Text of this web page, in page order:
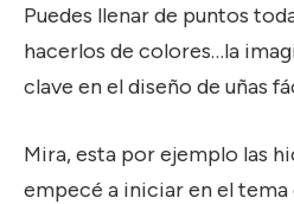
Puedes llenar de puntos
hacerlos de colores…la
clave en el diseño de uñas
Mira, esta por ejemplo las
empecé a iniciar en el tema